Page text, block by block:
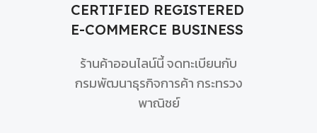
CERTIFIED REGISTERED
E-COMMERCE BUSINESS
ร้านค้าออนไลน์นี้ จดทะเบียนกับ
กรมพัฒนาธุรกิจการค้า กระทรวง
พาณิชย์